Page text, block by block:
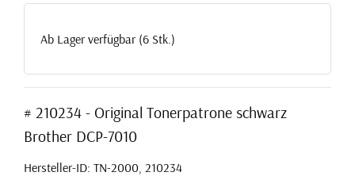
Ab Lager verfügbar (6 Stk.)
# 210234 - Original Tonerpatrone schwarz
Brother DCP-7010
Hersteller-ID: TN-2000, 210234